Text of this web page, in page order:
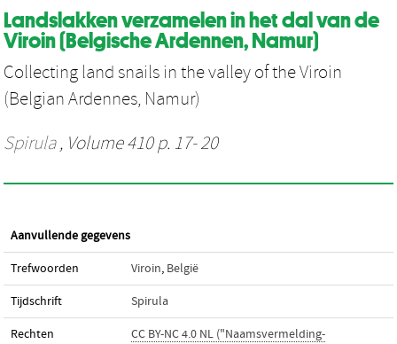
Landslakken verzamelen in het dal van de
Viroin (Belgische Ardennen, Namur)
Collecting land snails in the valley of the Viroin
(Belgian Ardennes, Namur)
Spirula, Volume 410 p. 17- 20
Aanvullende gegevens
Trefwoorden Viroin, België
Tijdschrift Spirula
Rechten
CC BY-NC 4.0 NL ("Naamsvermelding-